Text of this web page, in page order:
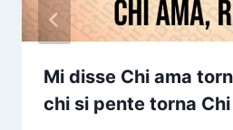
Mi disse Chi ama
chi si pente torna